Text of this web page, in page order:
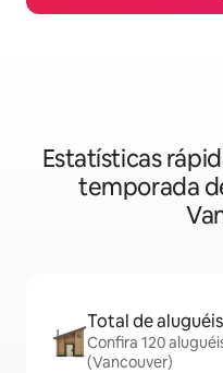
Estatísticas
temporada
Total de
Confira 120
(Vancouver)